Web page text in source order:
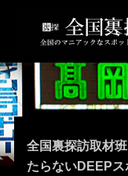
全国裏探訪取材
たらないDEEP